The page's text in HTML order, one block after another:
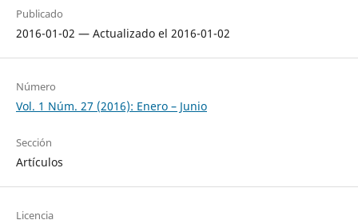
Publicado
2016-01-02 — Actualizado el 2016-01-02
Número
Vol. 1 Núm. 27 (2016): Enero – Junio
Sección
Artículos
Licencia